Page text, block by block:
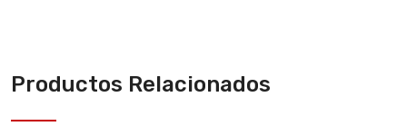
Productos Relacionados